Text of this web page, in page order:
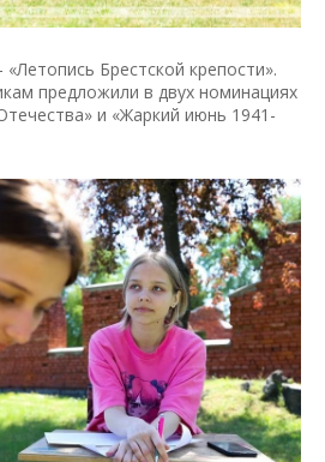
Брестской крепости».
предложили в двух номинациях
и «Жаркий июнь 1941-